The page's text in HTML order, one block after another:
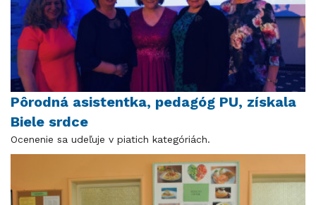
Pôrodná asistentka, pedagóg PU, získala
Biele srdce
Ocenenie sa udeľuje v piatich kategóriách.